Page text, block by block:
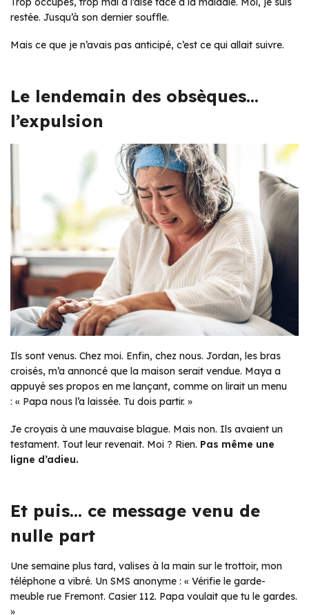
restée. Jusqu’à son dernier souffle.
Mais ce que je n’avais pas anticipé, c’est ce qui allait suivre.
Le lendemain des obsèques…
l’expulsion
Ils sont venus. Chez moi. Enfin, chez nous. Jordan, les bras
croisés, m’a annoncé que la maison serait vendue. Maya a
appuyé ses propos en me lançant, comme on lirait un menu
: « Papa nous l’a laissée. Tu dois partir. »
Je croyais à une mauvaise blague. Mais non. Ils avaient un
testament. Tout leur revenait. Moi ? Rien. Pas même une
ligne d’adieu.
Et puis… ce message venu de
nulle part
Une semaine plus tard, valises à la main sur le trottoir, mon
téléphone a vibré. Un SMS anonyme : « Vérifie le garde-
meuble rue Fremont. Casier 112. Papa voulait que tu le gardes.
»